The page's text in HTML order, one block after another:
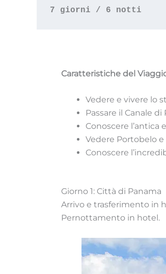
7 giorni / 6 notti
Caratteristiche del
Vedere e vivere lo
Passare il Canale
Conoscere
Vedere Portobelo
Conoscere
Giorno 1: Città di Panama
Arrivo e trasferimento in
Pernottamento in hotel.